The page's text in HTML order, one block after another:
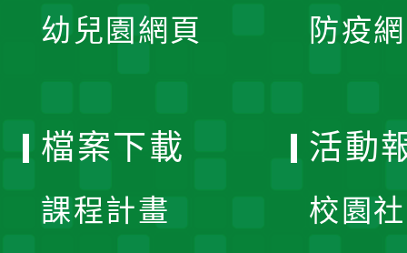
幼兒園網頁 防疫
檔案下載
課程計畫
活動
校園